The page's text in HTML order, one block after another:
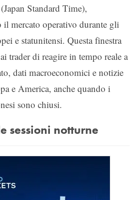
Standard Time),
il mercato operativo durante gli
e statunitensi. Questa finestra
trader di reagire in tempo reale a
dati macroeconomici e notizie
e America, anche quando i
sono chiusi.
sessioni notturne